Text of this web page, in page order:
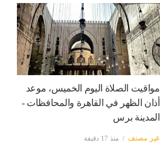
مواقيت الصلاة اليوم الخميس، موعد
أذان الظهر في القاهرة والمحافظات -
المدينة برس
غير مصنف منذ 17 دقيقة